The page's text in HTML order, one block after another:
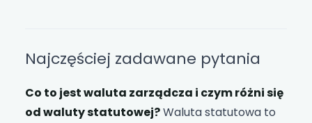
Najczęściej zadawane pytania
Co to jest waluta zarządcza i czym różni się
od waluty statutowej?Waluta statutowa to